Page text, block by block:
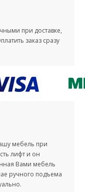
при доставке,
заказ сразу
мебель при
лифт и он
Вами мебель
ручного подъема